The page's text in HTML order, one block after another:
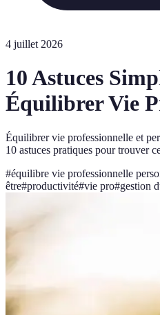
4 juillet 2026
10 Astuces
Équilibrer Vie
Équilibrer vie professionnelle et
10 astuces pratiques pour trouver
#équilibre vie professionnelle
être#productivité#vie pro#gestion